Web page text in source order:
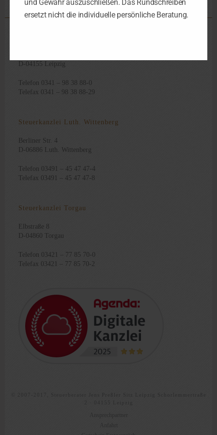
D-04155 Leipzig
Telefon 0341 – 98 38 88-0
Telefax 0341 – 98 38 88-29
Steuerkanzlei Luth. Wittenberg
Berliner Str. 4
D-06886 Luth. Wittenberg
Telefon 03491 – 45 47 47-4
Telefax 03491 – 45 47 47-8
Steuerkanzlei Torgau
Elbstraße 8
D-04860 Torgau
Telefon 03421 – 77 85 70-0
Telefax 03421 – 77 85 70-2
und Gewähr auszuschließen. Das Rundschreiben
ersetzt nicht die individuelle persönliche Beratung.